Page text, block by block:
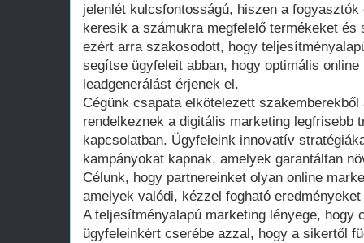
jelenlét kulcsfontosságú, hiszen a
keresik a számukra megfelelő termékeket és
ezért arra szakosodott, hogy
segítse ügyfeleit abban, hogy optimális
leadgenerálást érjenek el.
Cégünk csapata elkötelezett
rendelkeznek a digitális marketing legfrisebb
kapcsolatban. Ügyfeleink innovatív
kampányokat kapnak, amelyek garantáltan
Célunk, hogy partnereinket olyan online
amelyek valódi, kézzel fogható
A teljesítményalapú marketing lényege, hogy
ügyfeleinkért cserébe azzal, hogy a sikertől